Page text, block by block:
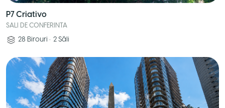
P7 Criativo
SALI DE CONFERINTA
28 Birouri • 2 Săli